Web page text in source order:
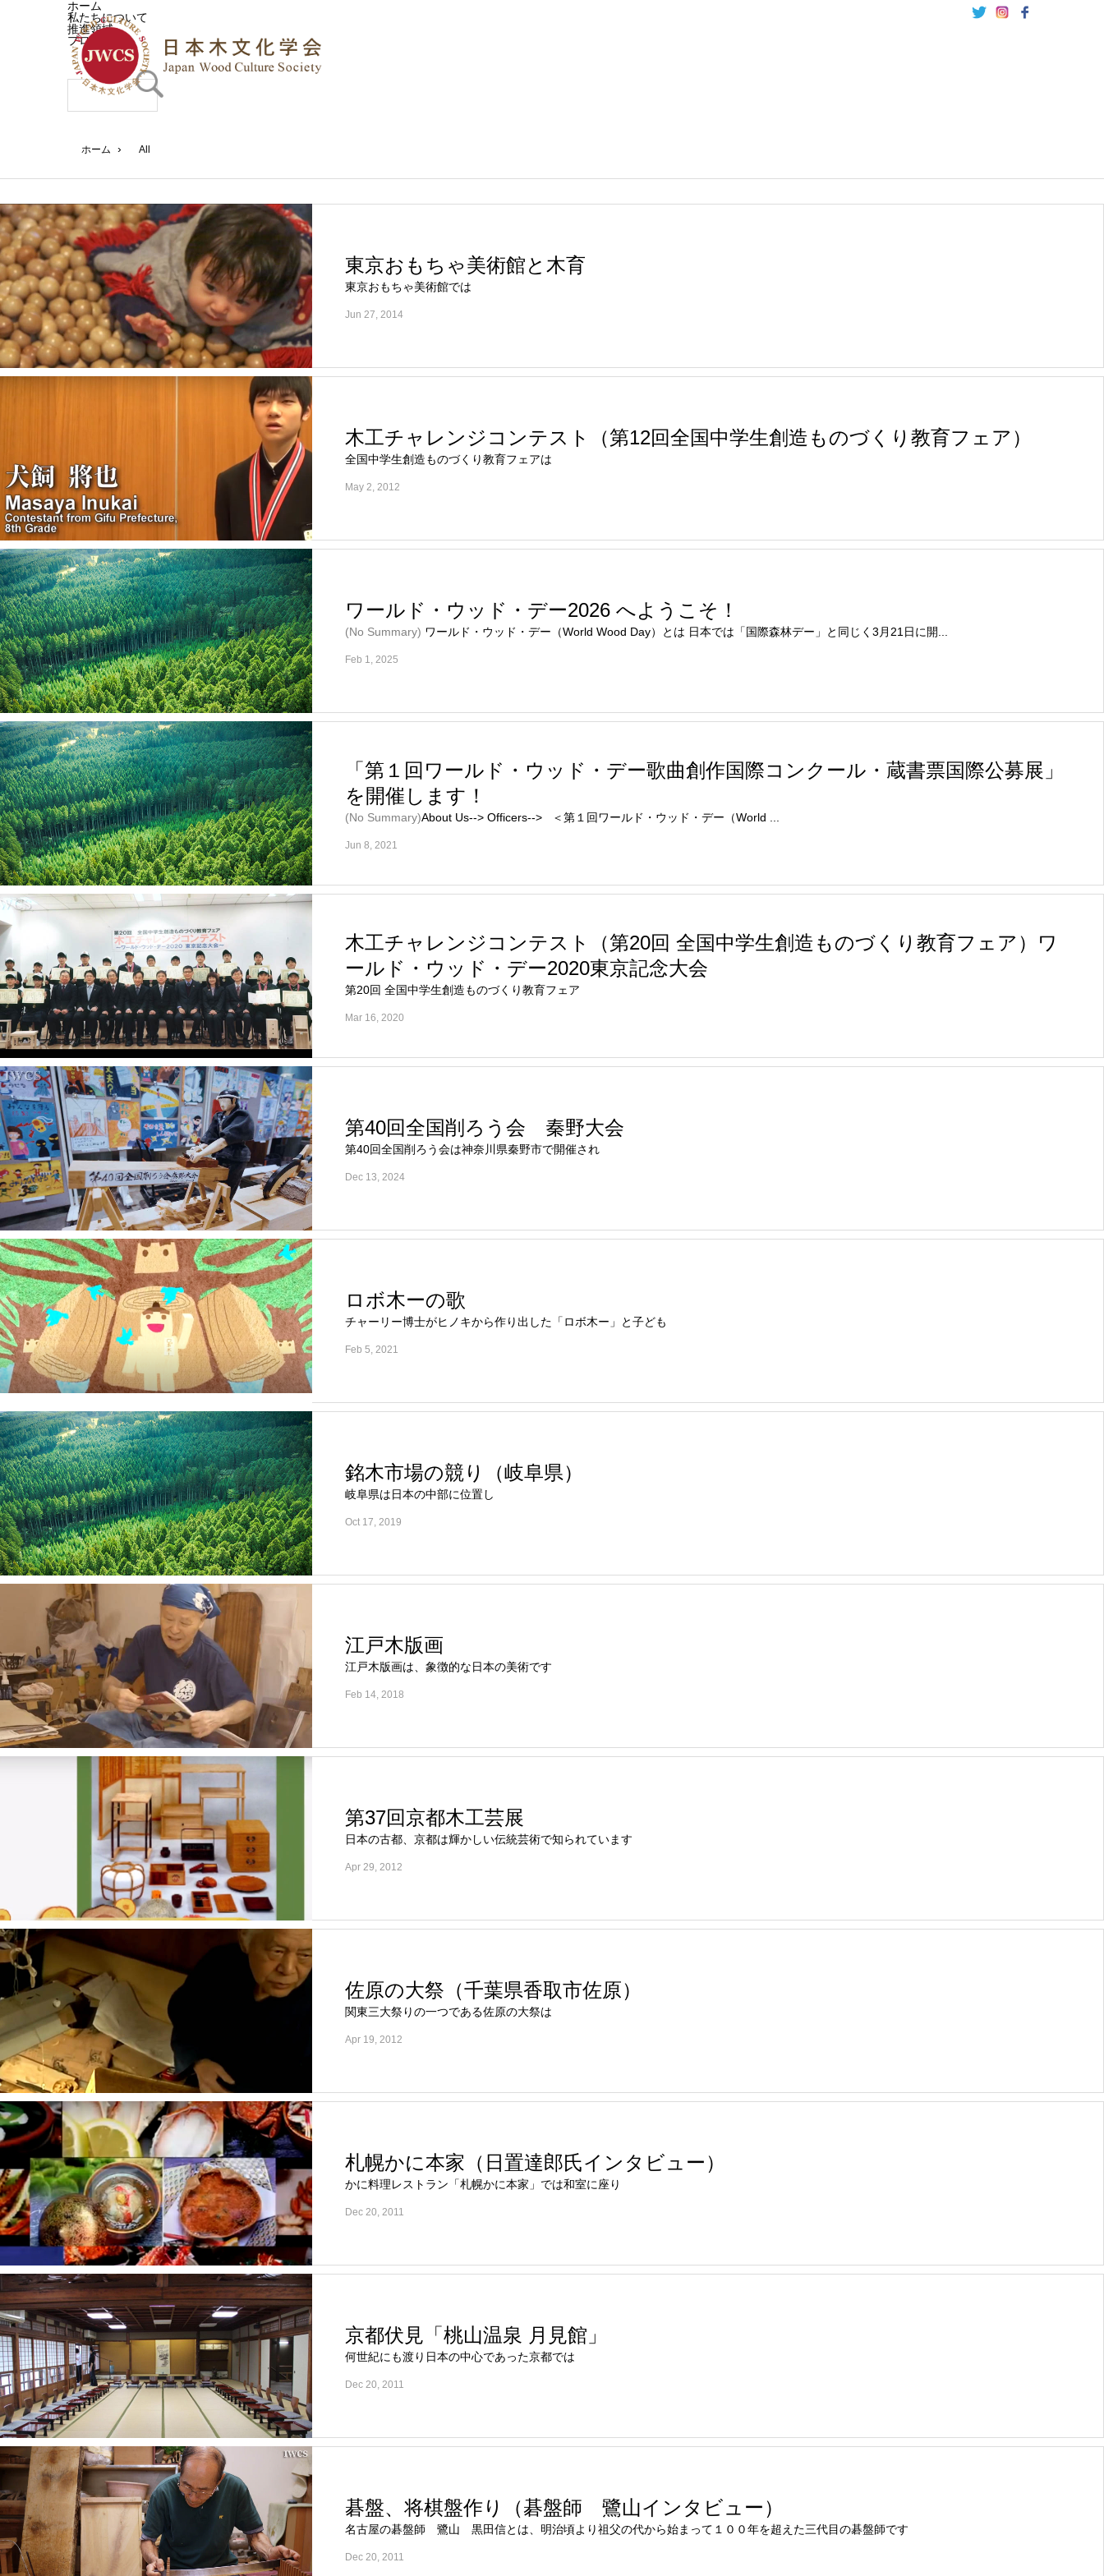
ホーム
私たちについて
推進領域
プログラム
ホーム › All
東京おもちゃ美術館と木育
東京おもちゃ美術館では
Jun 27, 2014
木工チャレンジコンテスト（第12回全国中学生創造ものづくり教育フェア）
全国中学生創造ものづくり教育フェアは
May 2, 2012
ワールド・ウッド・デー2026 へようこそ！
(No Summary) ワールド・ウッド・デー（World Wood Day）とは 日本では「国際森林デー」と同じく3月21日に開...
Feb 1, 2025
「第１回ワールド・ウッド・デー歌曲創作国際コンクール・蔵書票国際公募展」
を開催します！
(No Summary)About Us--> Officers--> ＜第１回ワールド・ウッド・デー（World ...
Jun 8, 2021
木工チャレンジコンテスト（第20回 全国中学生創造ものづくり教育フェア）ワ
ールド・ウッド・デー2020東京記念大会
第20回 全国中学生創造ものづくり教育フェア
Mar 16, 2020
第40回全国削ろう会 秦野大会
第40回全国削ろう会は神奈川県秦野市で開催され
Dec 13, 2024
ロボ木ーの歌
チャーリー博士がヒノキから作り出した「ロボ木ー」と子ども
Feb 5, 2021
銘木市場の競り（岐阜県）
岐阜県は日本の中部に位置し
Oct 17, 2019
江戸木版画
江戸木版画は、象徴的な日本の美術です
Feb 14, 2018
第37回京都木工芸展
日本の古都、京都は輝かしい伝統芸術で知られています
Apr 29, 2012
佐原の大祭（千葉県香取市佐原）
関東三大祭りの一つである佐原の大祭は
Apr 19, 2012
札幌かに本家（日置達郎氏インタビュー）
かに料理レストラン「札幌かに本家」では和室に座り
Dec 20, 2011
京都伏見「桃山温泉 月見館」
何世紀にも渡り日本の中心であった京都では
Dec 20, 2011
碁盤、将棋盤作り（碁盤師 鷺山インタビュー）
名古屋の碁盤師 鷺山 黒田信とは、明治頃より祖父の代から始まって１００年を超えた三代目の碁盤師です
Dec 20, 2011